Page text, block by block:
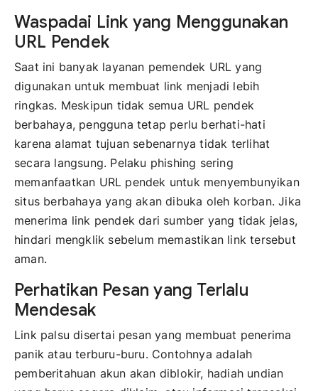
Waspadai Link yang Menggunakan
URL Pendek
Saat ini banyak layanan pemendek URL yang
digunakan untuk membuat link menjadi lebih
ringkas. Meskipun tidak semua URL pendek
berbahaya, pengguna tetap perlu berhati-hati
karena alamat tujuan sebenarnya tidak terlihat
secara langsung. Pelaku phishing sering
memanfaatkan URL pendek untuk menyembunyikan
situs berbahaya yang akan dibuka oleh korban. Jika
menerima link pendek dari sumber yang tidak jelas,
hindari mengklik sebelum memastikan link tersebut
aman.
Perhatikan Pesan yang Terlalu
Mendesak
Link palsu disertai pesan yang membuat penerima
panik atau terburu-buru. Contohnya adalah
pemberitahuan akun akan diblokir, hadiah undian